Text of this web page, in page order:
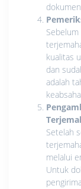
kualitas
dan
adalah
Setelah
melalui
Untuk